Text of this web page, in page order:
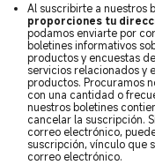
Al suscribirte a nuestros
proporciones tu
podamos enviarte por
boletines informativos
productos y encuestas
servicios relacionados y
productos. Procuramos
con una cantidad o
nuestros boletines
cancelar la suscripción.
correo electrónico,
suscripción, vínculo que
correo electrónico.